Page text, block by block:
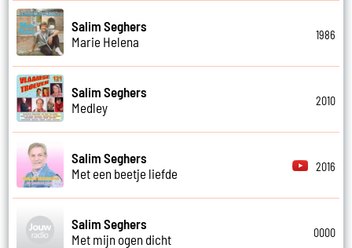
Salim Seghers
Marie Helena
1986
Salim Seghers
Medley
2010
Salim Seghers
Met een beetje liefde
2016
Salim Seghers
Met mijn ogen dicht
0000